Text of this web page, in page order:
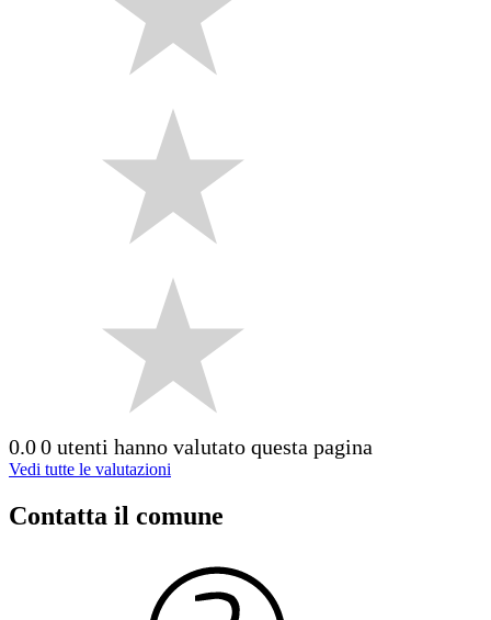
0.00 utenti hanno valutato questa pagina
Vedi tutte le valutazioni
Contatta il comune